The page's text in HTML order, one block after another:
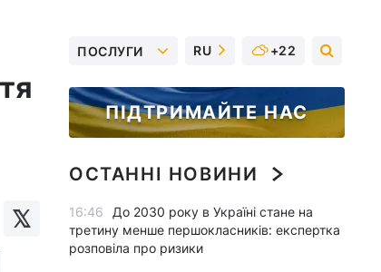
ПОСЛУГИ RU +22
ПІДТРИМАЙТЕ НАС
ОСТАННІ НОВИНИ
16:46
До 2030 року в Україні стане на
третину менше першокласників: експертка
розповіла про ризики